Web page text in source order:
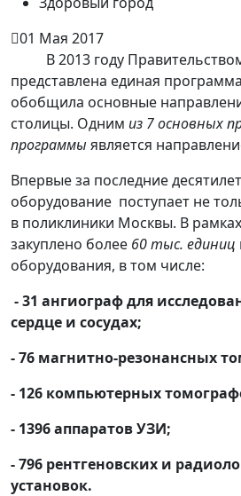
01 Мая 2017
В 2013 году
представлена единая
обобщила основные
столицы. Одним из 7 основных
программы является
Впервые за последние
оборудование поступает не
в поликлиники Москвы. В
закуплено более 60 тыс. единиц
оборудования, в том числе:
- 31 ангиограф для
сердце и сосудах;
- 76 магнитно-резонансных
- 126 компьютерных
- 1396 аппаратов УЗИ;
- 796 рентгеновских и
установок.